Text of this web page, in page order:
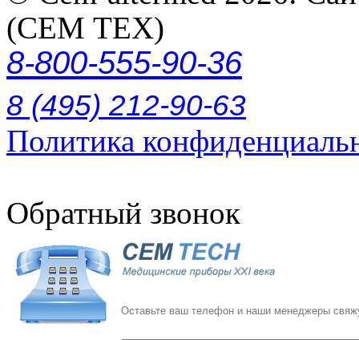
(СЕМ ТЕХ)
8-800-555-90-36
8 (495) 212-90-63
Политика
Обратный звонок
Оставьте ваш телефон и наши менеджеры